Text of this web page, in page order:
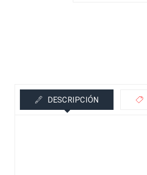
DESCRIPCIÓN